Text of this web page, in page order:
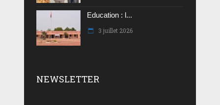
Education : l...
3 juillet 2026
NEWSLETTER